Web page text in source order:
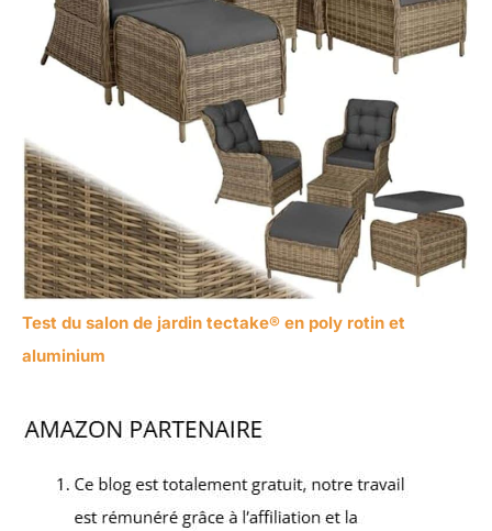
Test du salon de jardin tectake® en poly rotin et
aluminium